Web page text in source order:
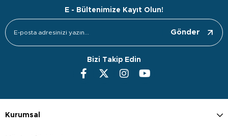
E - Bültenimize Kayıt Olun!
Gönder
Bizi Takip Edin
Kurumsal